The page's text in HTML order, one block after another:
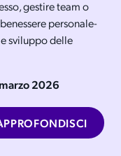
gestire team o
personale-
sviluppo delle
2026